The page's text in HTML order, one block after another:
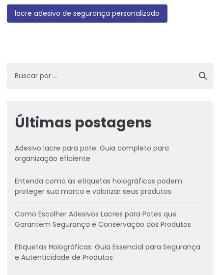
lacre adesivo de segurança personalizado
Últimas postagens
Adesivo lacre para pote: Guia completo para
organização eficiente
Entenda como as etiquetas holográficas podem
proteger sua marca e valorizar seus produtos
Como Escolher Adesivos Lacres para Potes que
Garantem Segurança e Conservação dos Produtos
Etiquetas Holográficas: Guia Essencial para Segurança
e Autenticidade de Produtos